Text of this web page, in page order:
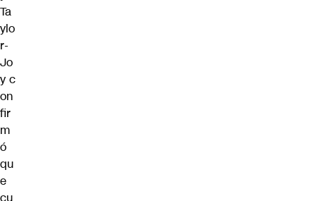
Ta
ylo
r-
Jo
y c
on
fir
m
ó
qu
e
cu